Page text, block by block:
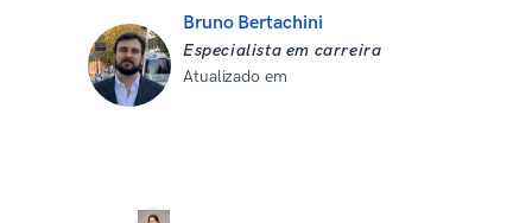
Bruno Bertachini
Especialista em carreira
Atualizado em